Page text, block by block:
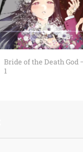
Bride of the Death God
1